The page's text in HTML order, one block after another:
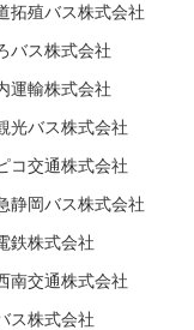
拓殖バス株式会社
バス株式会社
運輸株式会社
光バス株式会社
コ交通株式会社
静岡バス株式会社
鉄株式会社
南交通株式会社
ス株式会社